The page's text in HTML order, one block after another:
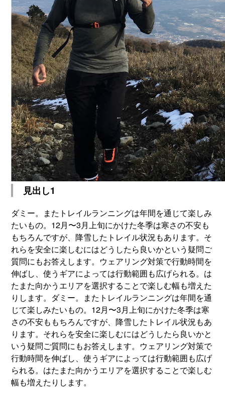
見出し1
ダミー。またトレイルランニングは年間を通じて楽しみ
たいもの。12月〜3月上旬にかけた冬季は寒さの不安も
もちろんですが、降雪したトレイル状況もあります。そ
れらを安全に楽しむにはどうしたら良いかという疑問ご
質問にもお答えします。ウェアリング対策で行動時間を
伸ばし、使うギアによっては行動範囲も広げられる。は
たまた向かうエリアを選択することで楽しむ幅も増えた
りします。ダミー。またトレイルランニングは年間を通
じて楽しみたいもの。12月〜3月上旬にかけた冬季は寒
さの不安ももちろんですが、降雪したトレイル状況もあ
ります。それらを安全に楽しむにはどうしたら良いかと
いう疑問ご質問にもお答えします。ウェアリング対策で
行動時間を伸ばし、使うギアによっては行動範囲も広げ
られる。はたまた向かうエリアを選択することで楽しむ
幅も増えたりします。